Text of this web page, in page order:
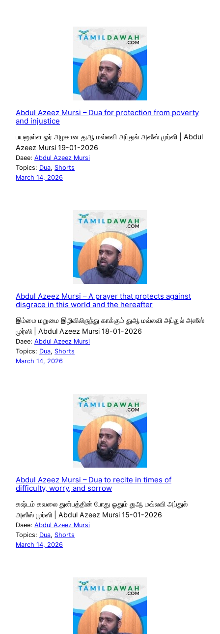
Abdul Azeez Mursi – Dua for protection from poverty
and injustice
பயனுள்ள ஓர் அழகான துஆ மவ்லவி அப்துல் அஸீஸ் முர்ஸி | Abdul
Azeez Mursi 19-01-2026
Daee: Abdul Azeez Mursi
Topics: Dua, Shorts
March 14, 2026
Abdul Azeez Mursi – A prayer that protects against
disgrace in this world and the hereafter
இம்மை மறுமை இழிவிலிருந்து காக்கும் துஆ மவ்லவி அப்துல் அஸீஸ்
முர்ஸி | Abdul Azeez Mursi 18-01-2026
Daee: Abdul Azeez Mursi
Topics: Dua, Shorts
March 14, 2026
Abdul Azeez Mursi – Dua to recite in times of
difficulty, worry, and sorrow
கஷ்டம் கவலை துன்பத்தின் போது ஓதும் துஆ மவ்லவி அப்துல்
அஸீஸ் முர்ஸி | Abdul Azeez Mursi 15-01-2026
Daee: Abdul Azeez Mursi
Topics: Dua, Shorts
March 14, 2026